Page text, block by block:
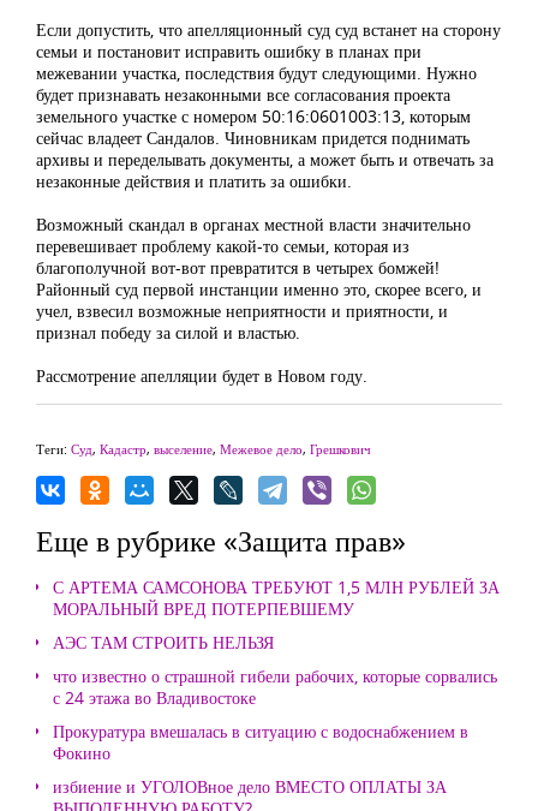
Если допустить, что апелляционный суд суд встанет на сторону
семьи и постановит исправить ошибку в планах при
межевании участка, последствия будут следующими. Нужно
будет признавать незаконными все согласования проекта
земельного участке с номером 50:16:0601003:13, которым
сейчас владеет Сандалов. Чиновникам придется поднимать
архивы и переделывать документы, а может быть и отвечать за
незаконные действия и платить за ошибки.
Возможный скандал в органах местной власти значительно
перевешивает проблему какой-то семьи, которая из
благополучной вот-вот превратится в четырех бомжей!
Районный суд первой инстанции именно это, скорее всего, и
учел, взвесил возможные неприятности и приятности, и
признал победу за силой и властью.
Рассмотрение апелляции будет в Новом году.
Теги: Суд, Кадастр, выселение, Межевое дело, Грешкович
Еще в рубрике «Защита прав»
С АРТЕМА САМСОНОВА ТРЕБУЮТ 1,5 МЛН РУБЛЕЙ ЗА
МОРАЛЬНЫЙ ВРЕД ПОТЕРПЕВШЕМУ
АЭС ТАМ СТРОИТЬ НЕЛЬЗЯ
что известно о страшной гибели рабочих, которые сорвались
с 24 этажа во Владивостоке
Прокуратура вмешалась в ситуацию с водоснабжением в
Фокино
избиение и УГОЛОВное дело ВМЕСТО ОПЛАТЫ ЗА